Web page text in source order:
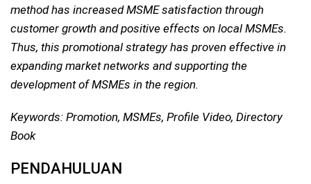
method has increased MSME satisfaction through
customer growth and positive effects on local MSMEs.
Thus, this promotional strategy has proven effective in
expanding market networks and supporting the
development of MSMEs in the region.
Keywords: Promotion, MSMEs, Profile Video, Directory
Book
PENDAHULUAN